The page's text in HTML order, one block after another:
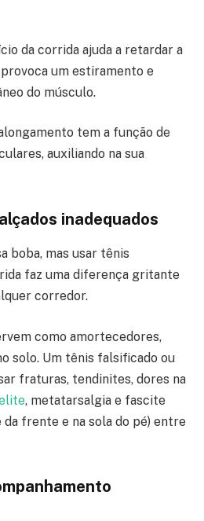
da corrida ajuda a retardar a
um estiramento e
do músculo.
tem a função de
auxiliando na sua
inadequados
boba, mas usar tênis
faz uma diferença gritante
corredor.
como amortecedores,
solo. Um tênis falsificado ou
fraturas, tendinites, dores na
, metatarsalgia e fascite
frente e na sola do pé) entre